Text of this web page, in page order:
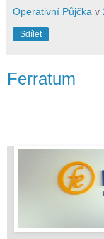
Operativní Půjčka v
Sdílet
Ferratum